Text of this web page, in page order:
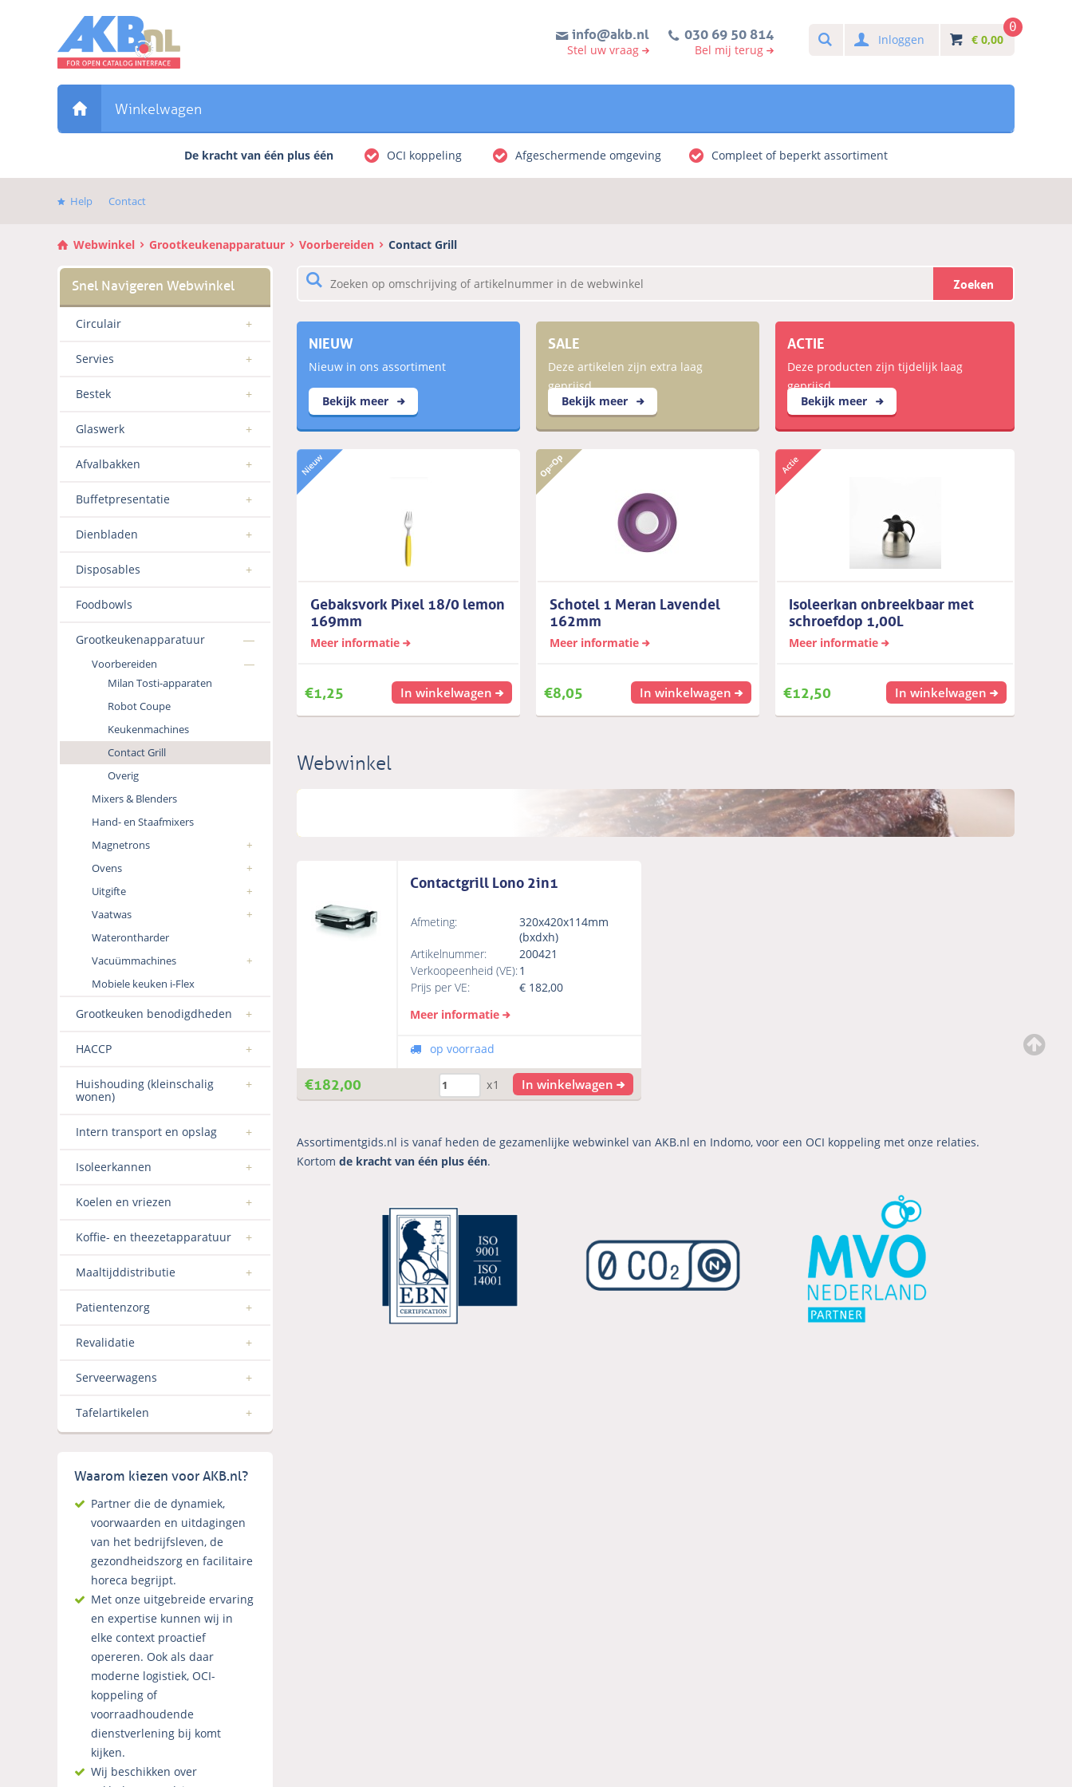
Direct
het
hoofdmenu
info@akb.nl
Stel uw vraag
030 69 50 814
Bel mij terug
SearchInloggen € 0,00
0
Winkelwagen
De kracht van één plus één OCI koppeling Afgeschermende omgeving Compleet of beperkt assortiment
Help Contact
Webwinkel Grootkeukenapparatuur Voorbereiden Contact Grill
Circulair
Servies
Bestek
Glaswerk
Afvalbakken
Buffetpresentatie
Dienbladen
Disposables
Foodbowls
Grootkeukenapparatuur
Voorbereiden
Milan Tosti-apparaten
Robot Coupe
Keukenmachines
Contact Grill
Overig
Mixers & Blenders
Hand- en Staafmixers
Magnetrons
Ovens
Uitgifte
Vaatwas
Waterontharder
Vacuümmachines
Mobiele keuken i-Flex
Grootkeuken benodigdheden
HACCP
Huishouding (kleinschalig
wonen)
Intern transport en opslag
Isoleerkannen
Koelen en vriezen
Koffie- en theezetapparatuur
Maaltijddistributie
Patientenzorg
Revalidatie
Serveerwagens
Tafelartikelen
Waarom kiezen voor AKB.nl?
Partner die de dynamiek,
voorwaarden en uitdagingen
van het bedrijfsleven, de
gezondheidszorg en facilitaire
horeca begrijpt.
Met onze uitgebreide ervaring
en expertise kunnen wij in
elke context proactief
opereren. Ook als daar
moderne logistiek, OCI-
koppeling of
voorraadhoudende
dienstverlening bij komt
kijken.
Wij beschikken over
Zoeken
NIEUW
Nieuw in ons assortiment
Bekijk meer
Gebaksvork Pixel 18/0 lemon
169mm
Meer informatie
€1,25 In winkelwagen
SALE
Deze artikelen zijn extra laag
geprijsd
Bekijk meer
Schotel 1 Meran Lavendel
162mm
Meer informatie
€8,05 In winkelwagen
ACTIE
Deze producten zijn tijdelijk laag
geprijsd
Bekijk meer
Isoleerkan onbreekbaar met
schroefdop 1,00L
Meer informatie
€12,50 In winkelwagen
Webwinkel
Contactgrill Lono 2in1
Afmeting:
320x420x114mm
(bxdxh)
Artikelnummer:
200421
Verkoopeenheid (VE):1
Prijs per VE:
€ 182,00
Meer informatie
op voorraad
€182,00 x1 In winkelwagen
Assortimentgids.nl is vanaf heden de gezamenlijke webwinkel van AKB.nl en Indomo, voor een OCI koppeling met onze relaties.
Kortom de kracht van één plus één.